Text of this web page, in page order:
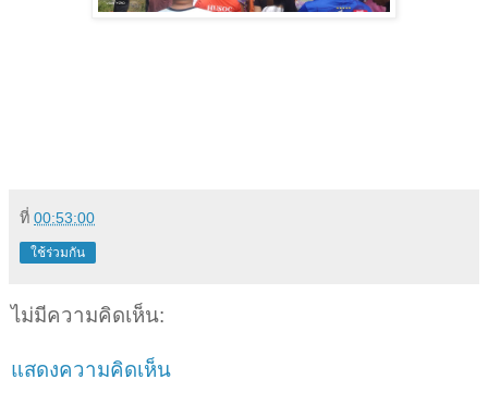
ที่ 00:53:00
ใช้ร่วมกัน
ไม่มีความคิดเห็น:
แสดงความคิดเห็น